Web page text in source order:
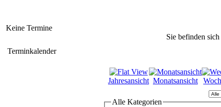
Keine Termine
Sie befinden
Terminkalender
Jahresansicht Monatsansicht
Alle Kategorien